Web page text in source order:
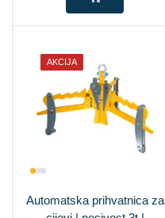
AKCIJA
Automatska prihvatnica za